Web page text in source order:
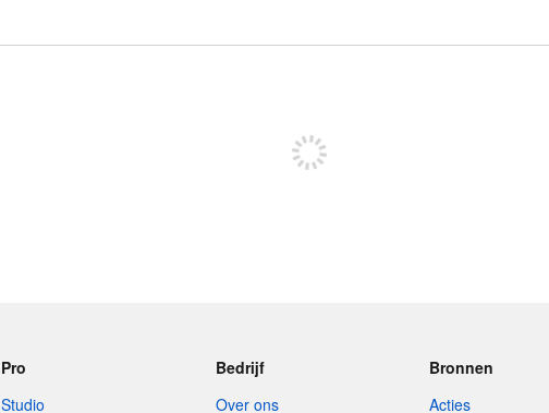
Pro
Studio
Bedrijf
Over ons
Bronnen
Acties